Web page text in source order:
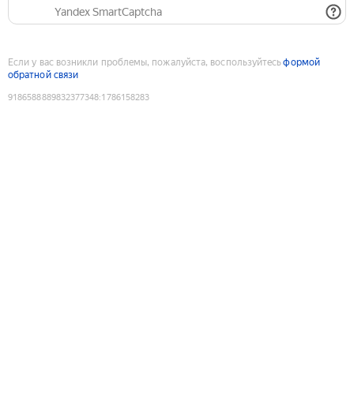
Yandex SmartCaptcha
Если у вас возникли проблемы, пожалуйста, воспользуйтесьформой
обратной связи
9186588889832377348:1786158283